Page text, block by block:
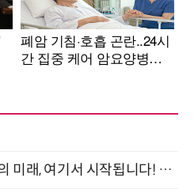
대한민국 인공지능과 UX의 미래, 여기서 시작됩니다! UX Korea 2026 - Fall 9월 2일 개최